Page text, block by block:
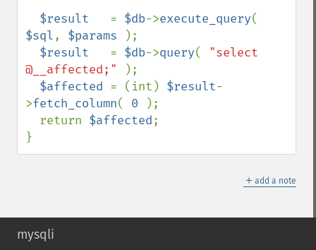
$result = $db->execute_query
$sql, $params
);
$result = $db->query( "select
@__affected;"
);
$affected = (int) $result-
>fetch_column( 0
);
  return
$affected;
}
＋ add a note
mysqli